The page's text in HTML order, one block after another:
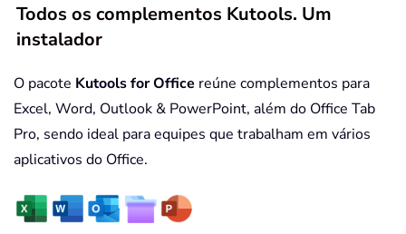
Todos os complementos Kutools. Um
instalador
O pacote Kutools for Office reúne complementos para
Excel, Word, Outlook & PowerPoint, além do Office Tab
Pro, sendo ideal para equipes que trabalham em vários
aplicativos do Office.